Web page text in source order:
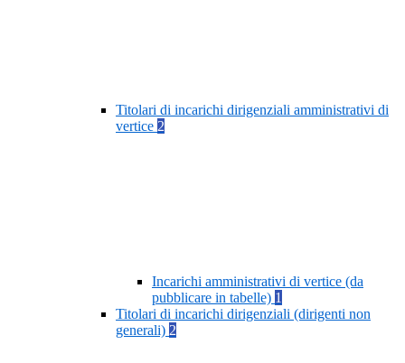
Titolari di incarichi dirigenziali amministrativi di
vertice 2
Incarichi amministrativi di vertice (da
pubblicare in tabelle) 1
Titolari di incarichi dirigenziali (dirigenti non
generali) 2